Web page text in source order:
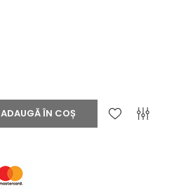
ADAUGĂ ÎN COȘ